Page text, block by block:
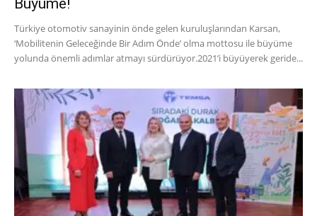
Büyüme!
Türkiye otomotiv sanayinin önde gelen kuruluşlarından Karsan,
‘Mobilitenin Geleceğinde Bir Adım Önde’ olma mottosu ile büyüme
yolunda önemli adımlar atmayı sürdürüyor.2021’i büyüyerek geride...